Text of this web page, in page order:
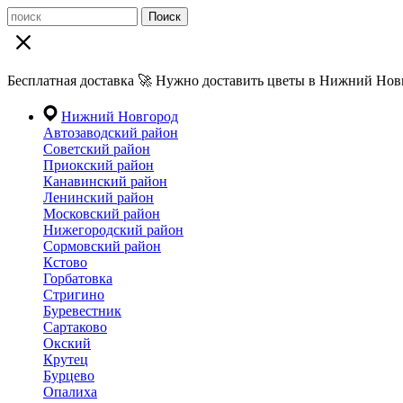
Поиск
Бесплатная доставка 🚀 Нужно доставить цветы в Нижний
Нижний Новгород
Автозаводский район
Советский район
Приокский район
Канавинский район
Ленинский район
Московский район
Нижегородский район
Сормовский район
Кстово
Горбатовка
Стригино
Буревестник
Сартаково
Окский
Крутец
Бурцево
Опалиха